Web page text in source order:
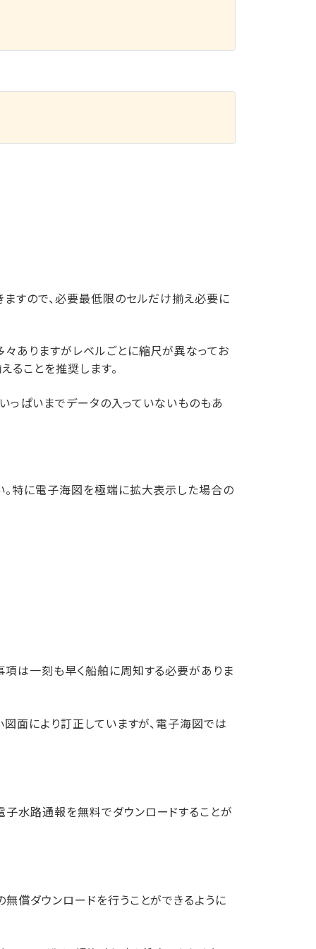
すので、必要最低限のセルだけ揃え必要に
ありますがレベルごとに縮尺が異なってお
ることを推奨します。
っぱいまでデータの入っていないものもあ
。特に電子海図を極端に拡大表示した場合の
項は一刻も早く船舶に周知する必要がありま
面により訂正していますが、電子海図では
水路通報を無料でダウンロードすることが
償ダウンロードを行うことができるように